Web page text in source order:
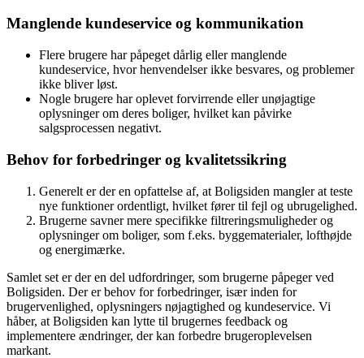
Manglende kundeservice og kommunikation
Flere brugere har påpeget dårlig eller manglende
kundeservice, hvor henvendelser ikke besvares, og problemer
ikke bliver løst.
Nogle brugere har oplevet forvirrende eller unøjagtige
oplysninger om deres boliger, hvilket kan påvirke
salgsprocessen negativt.
Behov for forbedringer og kvalitetssikring
Generelt er der en opfattelse af, at Boligsiden mangler at teste
nye funktioner ordentligt, hvilket fører til fejl og ubrugelighed.
Brugerne savner mere specifikke filtreringsmuligheder og
oplysninger om boliger, som f.eks. byggematerialer, lofthøjde
og energimærke.
Samlet set er der en del udfordringer, som brugerne påpeger ved
Boligsiden. Der er behov for forbedringer, især inden for
brugervenlighed, oplysningers nøjagtighed og kundeservice. Vi
håber, at Boligsiden kan lytte til brugernes feedback og
implementere ændringer, der kan forbedre brugeroplevelsen
markant.